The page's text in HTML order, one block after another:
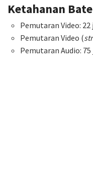
Ketahanan
Pemutaran Video: 22
Pemutaran Video (
Pemutaran Audio: 75